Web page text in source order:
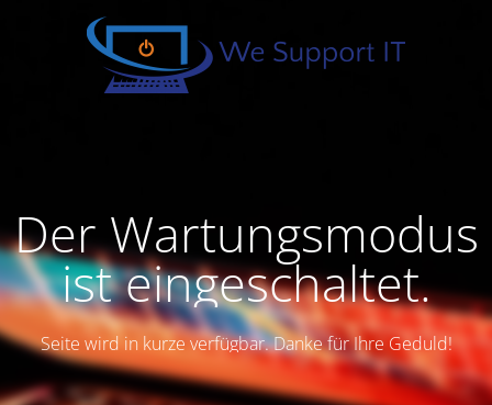
Der Wartungsmodus
ist eingeschaltet.
Seite wird in kurze verfügbar. Danke für Ihre Geduld!